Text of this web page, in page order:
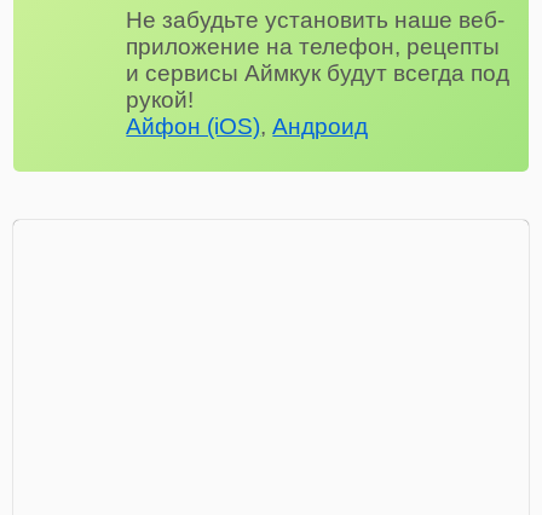
Не забудьте установить наше веб-
приложение на телефон, рецепты
и сервисы Аймкук будут всегда под
рукой!
Айфон (iOS),Андроид